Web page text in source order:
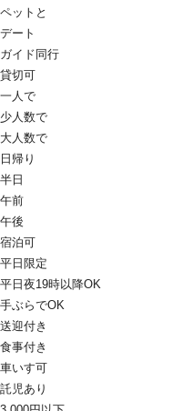
ペットと
デート
ガイド同行
貸切可
一人で
少人数で
大人数で
日帰り
半日
午前
午後
宿泊可
平日限定
平日夜19時以降OK
手ぶらでOK
送迎付き
食事付き
車いす可
託児あり